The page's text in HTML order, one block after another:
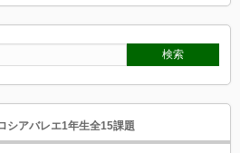
シアバレエ1年生全15課題